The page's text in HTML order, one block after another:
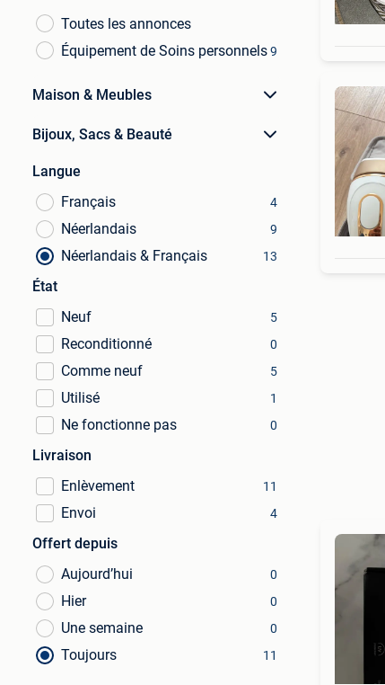
Toutes les annonces
Équipement de Soins personnels9
Maison & Meubles
Bijoux, Sacs & Beauté
Langue
Français
4
Néerlandais 9
Néerlandais & Français 13
État
Neuf
5
Reconditionné 0
Comme neuf 5
Utilisé 1
Ne fonctionne pas 0
Livraison
Enlèvement
11
Envoi 4
Offert depuis
Aujourd’hui
0
Hier 0
Une semaine 0
Toujours 11